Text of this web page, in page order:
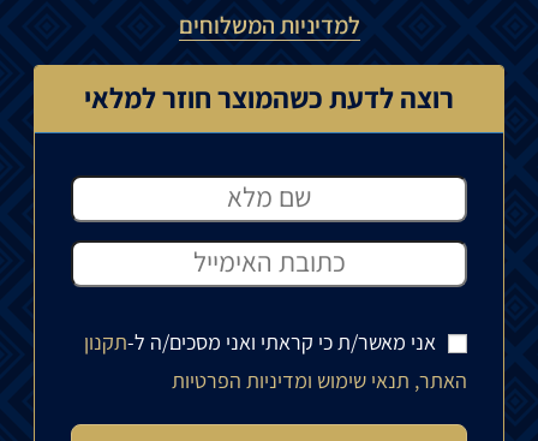
למדיניות המשלוחים
רוצה לדעת כשהמוצר חוזר למלאי
אני מאשר/ת כי קראתי ואני מסכים/ה ל-תקנון
האתר, תנאי שימוש ומדיניות הפרטיות